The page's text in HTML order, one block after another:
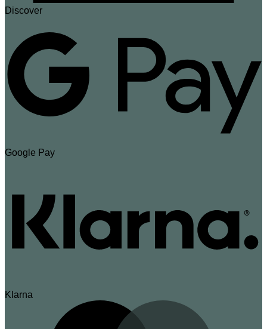
Discover
Google Pay
Klarna